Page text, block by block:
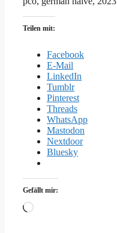
Teilen mit:
Facebook
E-Mail
LinkedIn
Tumblr
Pinterest
Threads
WhatsApp
Mastodon
Nextdoor
Bluesky
Gefällt mir:
Wird